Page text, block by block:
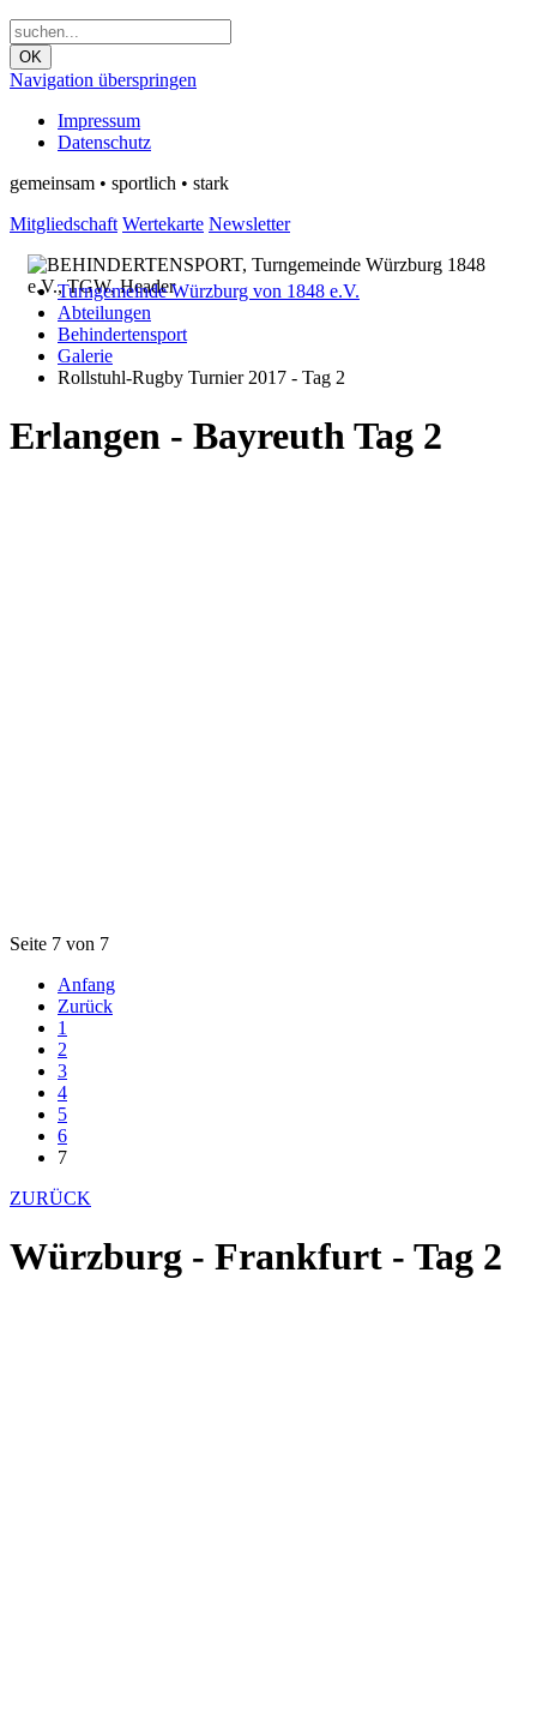
OK
Navigation überspringen
Impressum
Datenschutz
gemeinsam • sportlich • stark
Mitgliedschaft Wertekarte Newsletter
Turngemeinde Würzburg von 1848 e.V.
Abteilungen
Behindertensport
Galerie
Rollstuhl-Rugby Turnier 2017 - Tag 2
Erlangen - Bayreuth Tag 2
Seite 7 von 7
Anfang
Zurück
1
2
3
4
5
6
7
ZURÜCK
Würzburg - Frankfurt - Tag 2